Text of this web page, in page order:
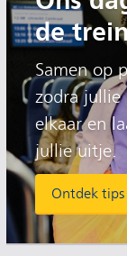
de
Samen op
zodra jullie
elkaar en
jullie uitje.
Ontdek